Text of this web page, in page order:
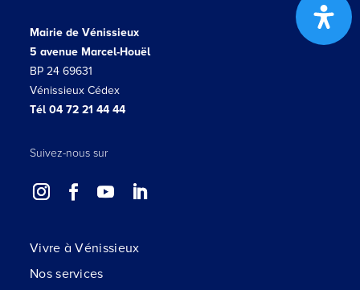
Mairie de Vénissieux
5 avenue Marcel-Houël
BP 24 69631
Vénissieux Cédex
Tél 04 72 21 44 44
Suivez-nous sur
Vivre à Vénissieux
Nos services